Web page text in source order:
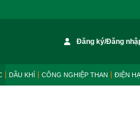
Đăng ký/Đăng
DẦU KHÍ CÔNG NGHIỆP THAN ĐIỆN